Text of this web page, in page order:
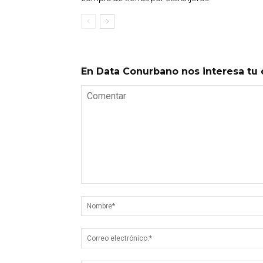
En Data Conurbano nos interesa tu